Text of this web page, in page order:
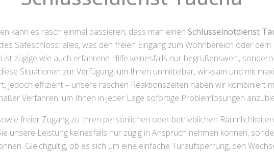
kann es rasch einmal passieren, dass man einen Schlüsselnotdienst
Safeschloss: alles, was den freien Eingang zum Wohnbereich oder
zügige wie auch erfahrene Hilfe keinesfalls nur begrüßenswert,
Situationen zur Verfügung, um Ihnen unmittelbar, wirksam und mit
jedoch effizient – unsere raschen Reaktionszeiten haben wir kombiniert
Verfahren, um Ihnen in jeder Lage sofortige Problemlösungen
freier Zugang zu Ihren persönlichen oder betrieblichen
unsere Leistung keinesfalls nur zügig in Anspruch nehmen können,
Gleichgültig, ob es sich um eine einfache Türaufsperrung, den